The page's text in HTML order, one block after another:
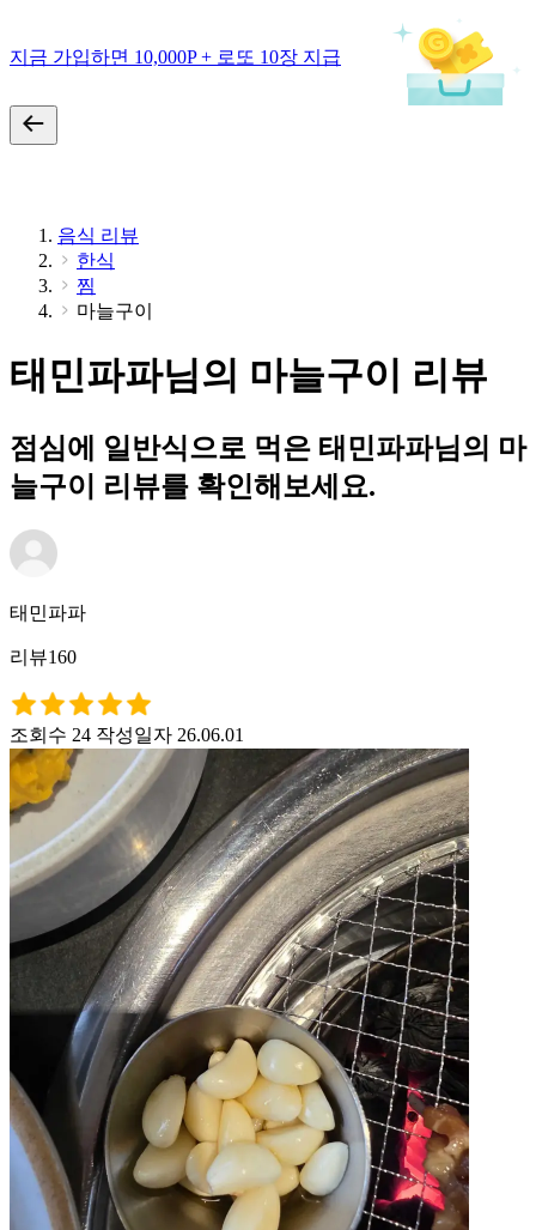
지금 가입하면 10,000P + 로또 10장 지급
음식 리뷰
한식
찜
마늘구이
태민파파님의 마늘구이 리뷰
점심에 일반식으로 먹은 태민파파님의 마
늘구이 리뷰를 확인해보세요.
태민파파
리뷰160
조회수 24 작성일자 26.06.01